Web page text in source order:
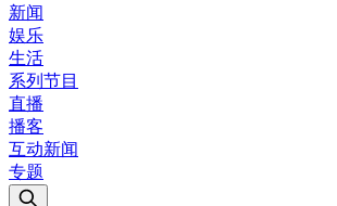
新闻
娱乐
生活
系列节目
直播
播客
互动新闻
专题